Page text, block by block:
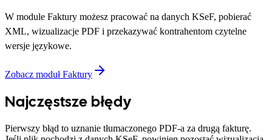
W module Faktury możesz pracować na danych KSeF, pobierać
XML, wizualizacje PDF i przekazywać kontrahentom czytelne
wersje językowe.
Zobacz moduł Faktury
Najczęstsze błędy
Pierwszy błąd to uznanie tłumaczonego PDF-a za drugą fakturę.